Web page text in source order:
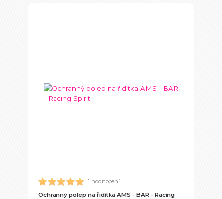
1 hodnocení
Ochranný polep na řidítka AMS - BAR - Racing